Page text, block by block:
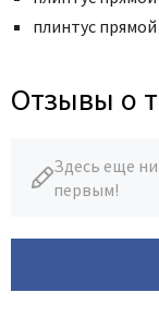
плинтус прямой
Отзывы о
Здесь еще
первым!